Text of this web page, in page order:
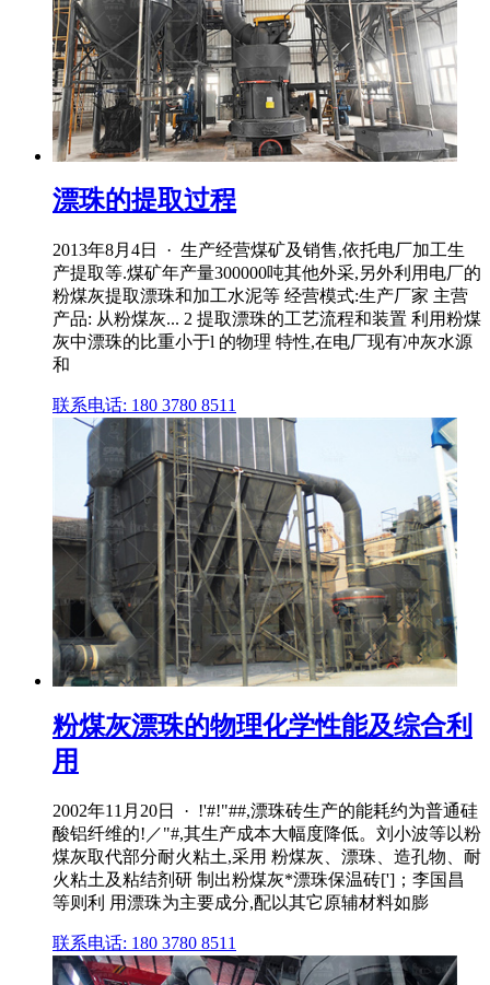
漂珠的提取过程
2013年8月4日 · 生产经营煤矿及销售,依托电厂加工生
产提取等.煤矿年产量300000吨其他外采,另外利用电厂的
粉煤灰提取漂珠和加工水泥等 经营模式:生产厂家 主营
产品: 从粉煤灰... 2 提取漂珠的工艺流程和装置 利用粉煤
灰中漂珠的比重小于l 的物理 特性,在电厂现有冲灰水源
和
联系电话: 180 3780 8511
粉煤灰漂珠的物理化学性能及综合利
用
2002年11月20日 · !'#!"##,漂珠砖生产的能耗约为普通硅
酸铝纤维的!／"#,其生产成本大幅度降低。刘小波等以粉
煤灰取代部分耐火粘土,采用 粉煤灰、漂珠、造孔物、耐
火粘土及粘结剂研 制出粉煤灰*漂珠保温砖[']；李国昌
等则利 用漂珠为主要成分,配以其它原辅材料如膨
联系电话: 180 3780 8511